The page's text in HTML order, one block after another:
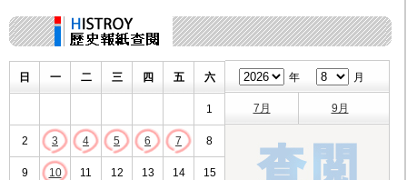
日 一 二 三 四 五 六
1
2 3 4 5 6 7 8
9 10 11 12 13 14 15
年 月
7月 9月